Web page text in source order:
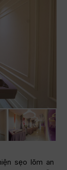
sẹo lõm an